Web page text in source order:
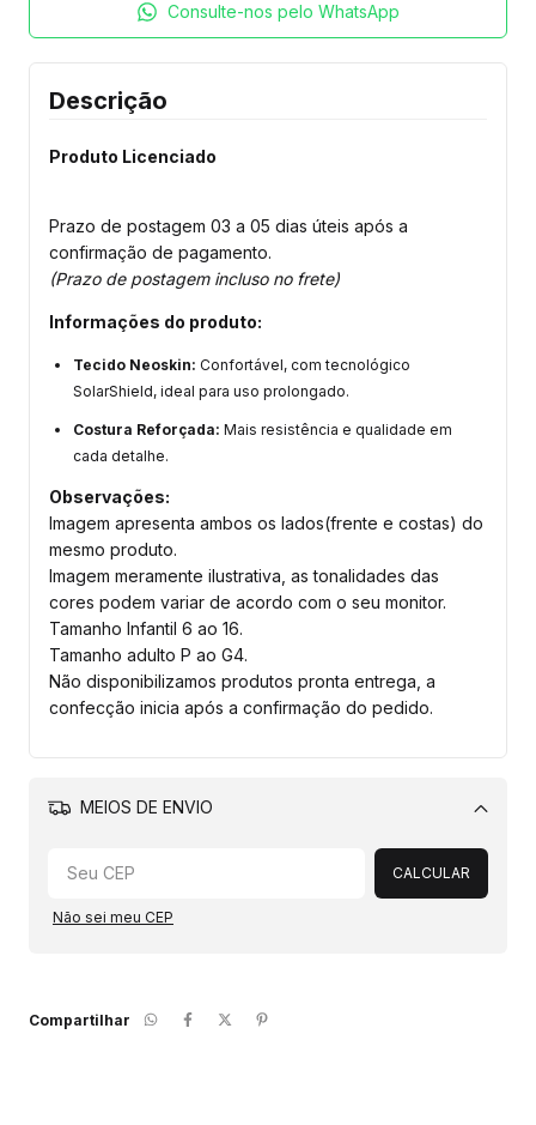
Consulte-nos pelo WhatsApp
Descrição
Produto Licenciado
Prazo de postagem 03 a 05 dias úteis após a
confirmação de pagamento.
(Prazo de postagem incluso no frete)
Informações do produto:
Tecido Neoskin: Confortável, com tecnológico
SolarShield, ideal para uso prolongado.
Costura Reforçada: Mais resistência e qualidade em
cada detalhe.
Observações:
Imagem apresenta ambos os lados(frente e costas) do
mesmo produto.
Imagem meramente ilustrativa, as tonalidades das
cores podem variar de acordo com o seu monitor.
Tamanho Infantil 6 ao 16.
Tamanho adulto P ao G4.
Não disponibilizamos produtos pronta entrega, a
confecção inicia após a confirmação do pedido.
MEIOS DE ENVIO
Alterar CEP
CALCULAR
Não sei meu CEP
Compartilhar